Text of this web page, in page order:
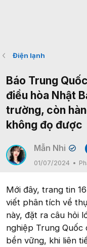
Điện lạnh
Báo Trung
điều hòa Nhật
trường, còn
không đọ được
Mẫn Nhi ✔
01/07/2024
Mới đây, trang tin
viết phân tích về
này, đặt ra câu hỏi
nghiệp Trung
bền vững, khi liên